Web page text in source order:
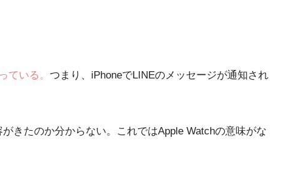
ている。 つまり、iPhoneでLINEのメッセージが通知され
きたのか分からない。これではApple Watchの意味がな